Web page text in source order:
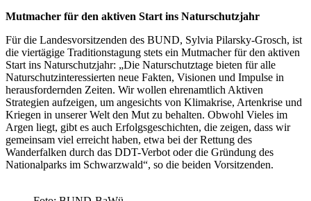
Mutmacher für den aktiven Start ins Naturschutzjahr
Für die Landesvorsitzenden des BUND, Sylvia Pilarsky-Grosch, ist
die viertägige Traditionstagung stets ein Mutmacher für den aktiven
Start ins Naturschutzjahr: „Die Naturschutztage bieten für alle
Naturschutzinteressierten neue Fakten, Visionen und Impulse in
herausfordernden Zeiten. Wir wollen ehrenamtlich Aktiven
Strategien aufzeigen, um angesichts von Klimakrise, Artenkrise und
Kriegen in unserer Welt den Mut zu behalten. Obwohl Vieles im
Argen liegt, gibt es auch Erfolgsgeschichten, die zeigen, dass wir
gemeinsam viel erreicht haben, etwa bei der Rettung des
Wanderfalken durch das DDT-Verbot oder die Gründung des
Nationalparks im Schwarzwald“, so die beiden Vorsitzenden.